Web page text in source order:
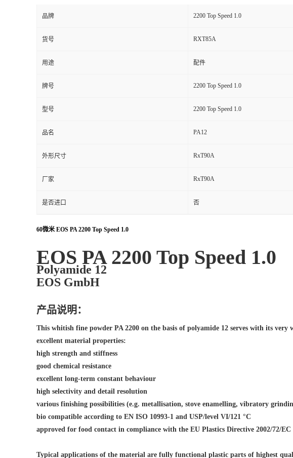
品牌 2200 Top Speed 1.0
货号 RXT85A
用途 配件
牌号 2200 Top Speed 1.0
型号 2200 Top Speed 1.0
品名 PA12
外形尺寸 RxT90A
厂家 RxT90A
是否进口 否
60微米 EOS PA 2200 Top Speed 1.0
EOS PA 2200 Top Speed 1.0
Polyamide 12
EOS GmbH
产品说明：
This whitish fine powder PA 2200 on the basis of polyamide 12 serves with its
excellent material properties:
high strength and stiffness
good chemical resistance
excellent long-term constant behaviour
high selectivity and detail resolution
various finishing possibilities (e.g. metallisation, stove enamelling, vibratory
bio compatible according to EN ISO 10993-1 and USP/level VI/121 °C
approved for food contact in compliance with the EU Plastics Directive 2002/72/
Typical applications of the material are fully functional plastic parts of highest